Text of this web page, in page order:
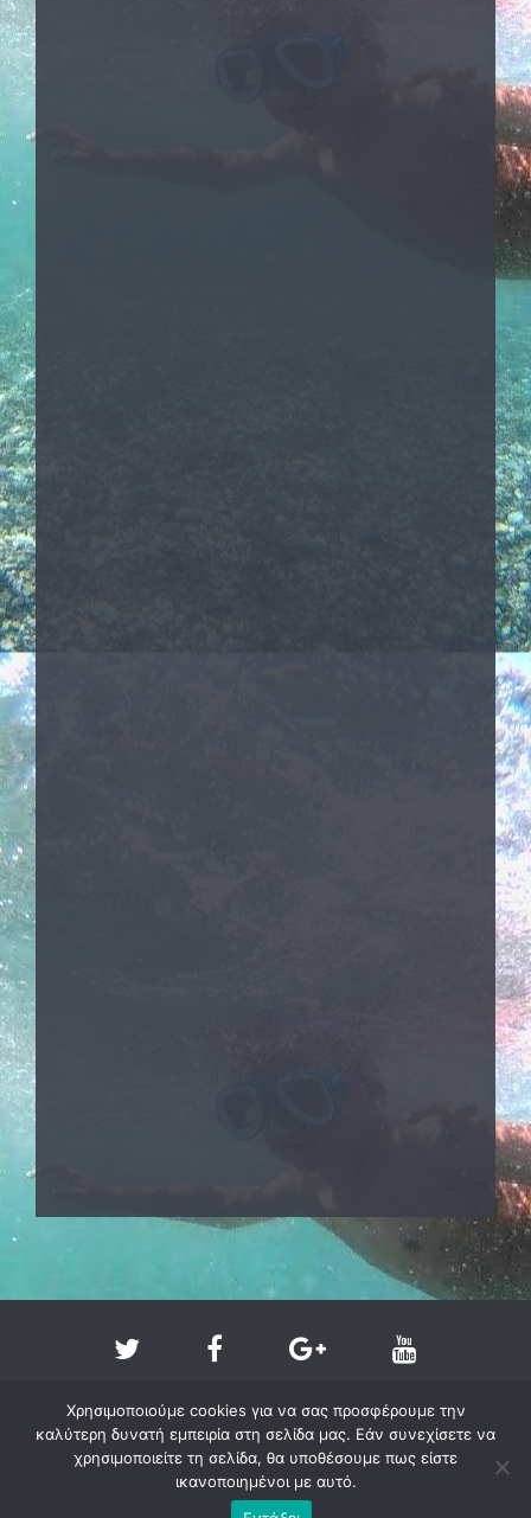
Χρησιμοποιούμε cookies για να σας προσφέρουμε την
καλύτερη δυνατή εμπειρία στη σελίδα μας. Εάν συνεχίσετε να
χρησιμοποιείτε τη σελίδα, θα υποθέσουμε πως είστε
ικανοποιημένοι με αυτό.